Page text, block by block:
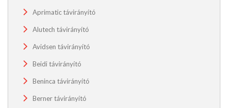
Aprimatic távirányító
Alutech távirányító
Avidsen távirányító
Beidi távirányító
Beninca távirányító
Berner távirányító